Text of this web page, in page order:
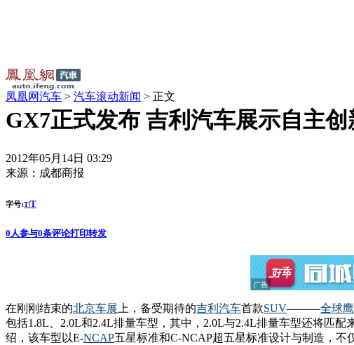
凤凰网汽车 > 汽车滚动新闻 > 正文
GX7正式发布 吉利汽车展示自主创
2012年05月14日 03:29
来源： 成都商报
字号:T|T
0 人参与0条评论打印转发
在刚刚结束的北京车展 上，备受期待的吉利 汽车首款SUV———全球
包括1.8L、2.0L和2.4L排量车型，其中，2.0L与2.4L排量车型还将匹配
绍，该车型以E-NCAP五星标准和C-NCAP超五星标准设计与制造，不